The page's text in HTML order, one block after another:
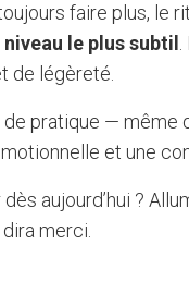
faire plus,
le plus subtil
de légèreté.
pratique —
et une
aujourd’hui ?
merci.